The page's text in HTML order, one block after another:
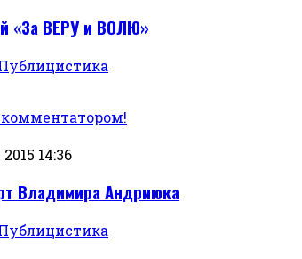
«За ВЕРУ и ВОЛЮ»
14:36
Владимира Андриюка